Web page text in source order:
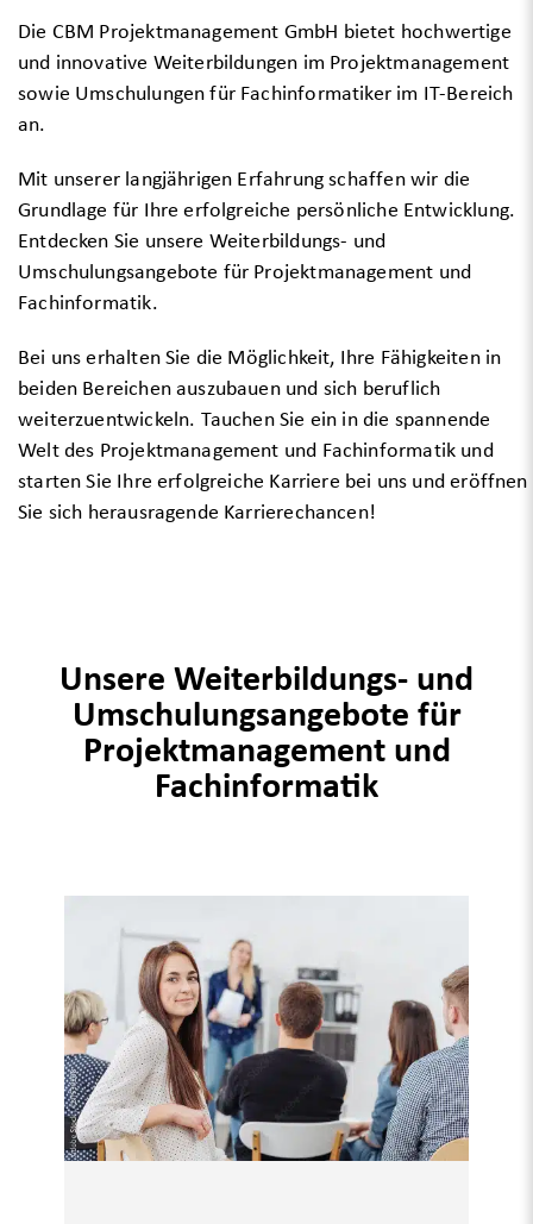
Die CBM Projektmanagement GmbH bietet hochwertige
und innovative Weiterbildungen im Projektmanagement
sowie Umschulungen für Fachinformatiker im IT-Bereich
an.
Mit unserer langjährigen Erfahrung schaffen wir die
Grundlage für Ihre erfolgreiche persönliche Entwicklung.
Entdecken Sie unsere Weiterbildungs- und
Umschulungsangebote für Projektmanagement und
Fachinformatik.
Bei uns erhalten Sie die Möglichkeit, Ihre Fähigkeiten in
beiden Bereichen auszubauen und sich beruflich
weiterzuentwickeln. Tauchen Sie ein in die spannende
Welt des Projektmanagement und Fachinformatik und
starten Sie Ihre erfolgreiche Karriere bei uns und eröffnen
Sie sich herausragende Karrierechancen!
Unsere Weiterbildungs- und
Umschulungsangebote für
Projektmanagement und
Fachinformatik